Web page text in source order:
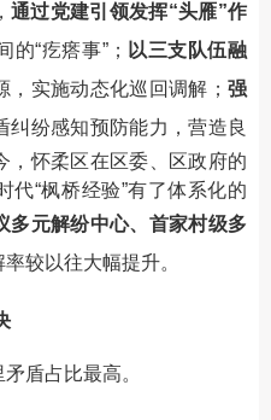
通过党建引领发挥“头雁”作
的“疙瘩事”； 以三支队伍融
，实施动态化巡回调解； 强
纠纷感知预防能力，营造良
，怀柔区在区委、区政府的
代“枫桥经验”有了体系化的
多元解纷中心、首家村级多
率较以往大幅提升。
盾占比最高。